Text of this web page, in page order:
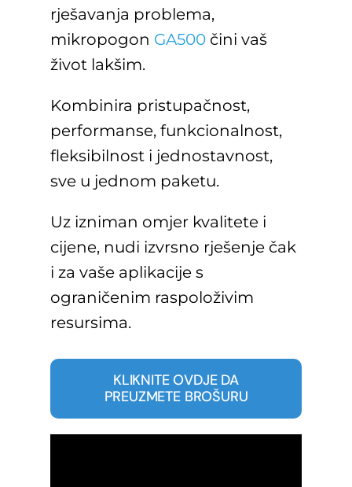
rješavanja problema,
mikropogon GA500čini vaš
život lakšim.
Kombinira pristupačnost,
performanse, funkcionalnost,
fleksibilnost i jednostavnost,
sve u jednom paketu.
Uz izniman omjer kvalitete i
cijene, nudi izvrsno rješenje čak
i za vaše aplikacije s
ograničenim raspoloživim
resursima.
KLIKNITE OVDJE DA
PREUZMETE BROŠURU